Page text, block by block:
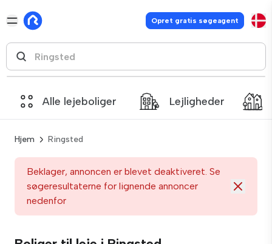
Opret gratis søgeagent
Alle lejeboliger Lejligheder
Hjem Ringsted
Beklager, annoncen er blevet deaktiveret. Se
søgeresultaterne for lignende annoncer
nedenfor